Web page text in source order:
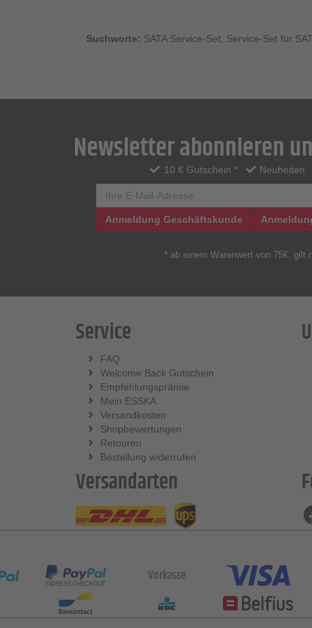
Suchworte: SATA Service-Set Service-Set für
Newsletter abonnieren
10 € Gutschein * Neuheiten
Anmeldung Geschäftskunde
* ab einem Warenwert von 75€, gilt
Service
FAQ
Welcome Back Gutschein
Empfehlungsprämie
Mein ESSKA
Versandkosten
Shopbewertungen
Retouren
Bestellung widerrufen
Versandarten
Vorkasse